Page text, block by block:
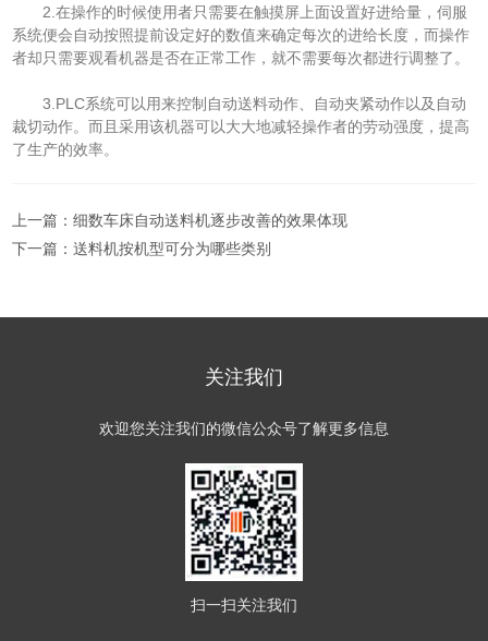
2.在操作的时候使用者只需要在触摸屏上面设置好进给量，伺服
系统便会自动按照提前设定好的数值来确定每次的进给长度，而操作
者却只需要观看机器是否在正常工作，就不需要每次都进行调整了。
3.PLC系统可以用来控制自动送料动作、自动夹紧动作以及自动
裁切动作。而且采用该机器可以大大地减轻操作者的劳动强度，提高
了生产的效率。
上一篇：细数车床自动送料机逐步改善的效果体现
下一篇：送料机按机型可分为哪些类别
关注我们
欢迎您关注我们的微信公众号了解更多信息
扫一扫关注我们